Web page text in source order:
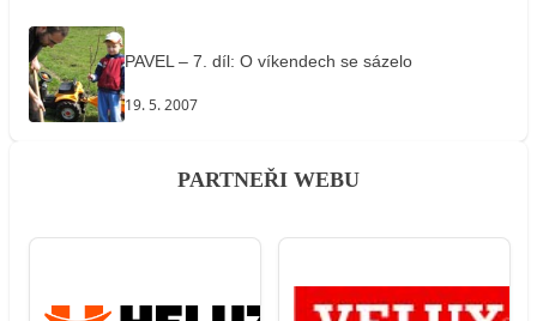
PAVEL – 7. díl: O víkendech se sázelo
19. 5. 2007
PARTNEŘI WEBU